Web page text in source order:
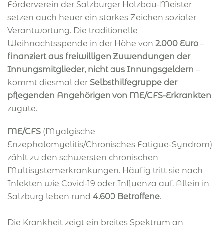
Förderverein der Salzburger Holzbau-Meister
setzen auch heuer ein starkes Zeichen sozialer
Verantwortung. Die traditionelle
Weihnachtsspende in der Höhe von 2.000 Euro –
finanziert aus freiwilligen Zuwendungen der
Innungsmitglieder, nicht aus Innungsgeldern –
kommt diesmal der Selbsthilfegruppe der
pflegenden Angehörigen von ME/CFS-Erkrankten
zugute.
ME/CFS (Myalgische
Enzephalomyelitis/Chronisches Fatigue-Syndrom)
zählt zu den schwersten chronischen
Multisystemerkrankungen. Häufig tritt sie nach
Infekten wie Covid-19 oder Influenza auf. Allein in
Salzburg leben rund 4.600 Betroffene.
Die Krankheit zeigt ein breites Spektrum an